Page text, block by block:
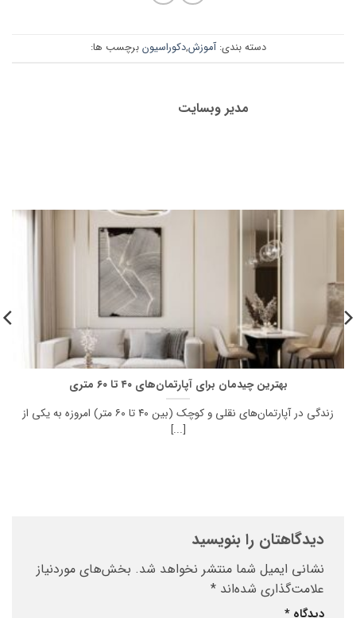
دسته بندی:آموزش,دکوراسیون برچسب ها:
مدیر وبسایت
بهترین چیدمان برای آپارتمان‌های ۴۰ تا ۶۰ متری
زندگی در آپارتمان‌های نقلی و کوچک (بین ۴۰ تا ۶۰ متر) امروزه به یکی از
[...]
دیدگاهتان را بنویسید
نشانی ایمیل شما منتشر نخواهد شد. بخش‌های موردنیاز
علامت‌گذاری شده‌اند *